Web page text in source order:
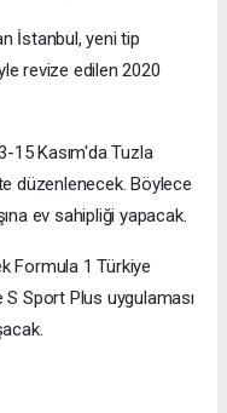
İstanbul, yeni tip
revize edilen 2020
15 Kasım'da Tuzla
düzenlenecek. Böylece
ev sahipliği yapacak.
Formula 1 Türkiye
S Sport Plus uygulaması